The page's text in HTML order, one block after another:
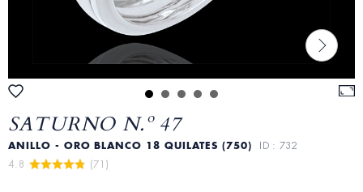
SATURNO N.º 47
ANILLO - ORO BLANCO 18 QUILATES (750) ID : 732
4.8
(71)